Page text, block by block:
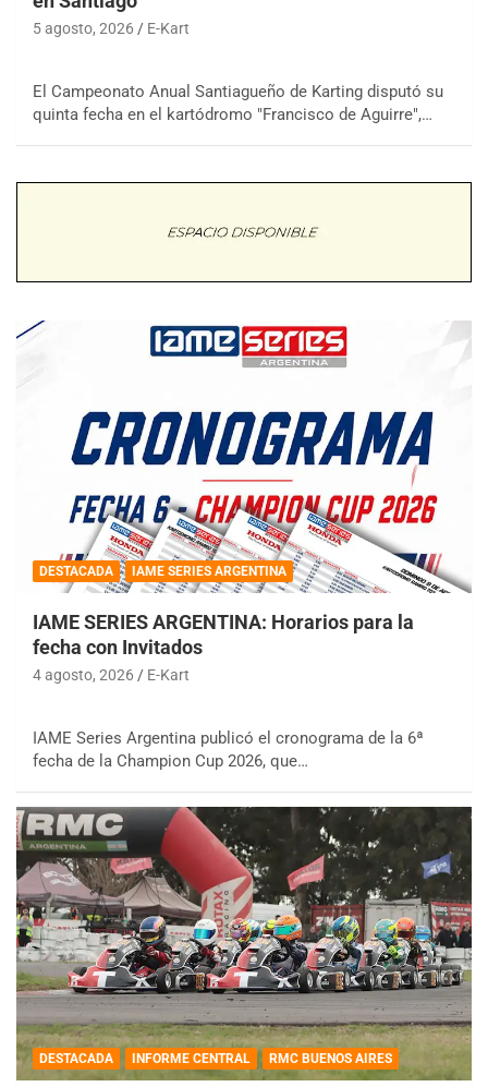
5 agosto, 2026 E-Kart
El Campeonato Anual Santiagueño de Karting disputó su
quinta fecha en el kartódromo "Francisco de Aguirre",…
DESTACADA IAME SERIES ARGENTINA
IAME SERIES ARGENTINA: Horarios para la
fecha con Invitados
4 agosto, 2026 E-Kart
IAME Series Argentina publicó el cronograma de la 6ª
fecha de la Champion Cup 2026, que…
DESTACADA INFORME CENTRAL RMC BUENOS AIRES